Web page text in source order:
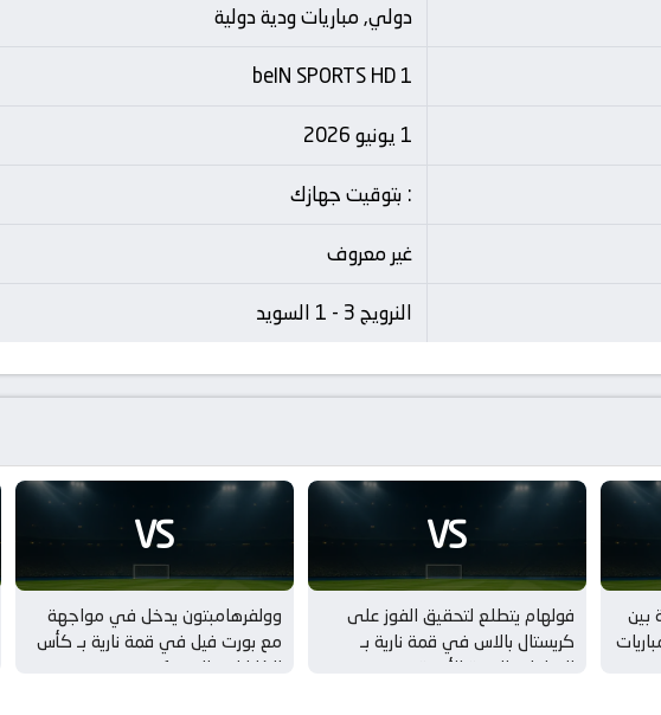
دولي, مباريات ودية دولية
beIN SPORTS HD 1
1 يونيو 2026
: بتوقيت جهازك
غير معروف
النرويج 3 - 1 السويد
بين
VS
فولهام يتطلع لتحقيق الفوز على
كريستال بالاس في قمة نارية بـ
المباريات الودية للأندية
VS
وولفرهامبتون يدخل في مواجهة
مع بورت فيل في قمة نارية بـ كأس
الكاراباو – الدور 1